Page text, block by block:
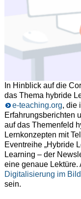
In Hinblick auf die
das Thema hybride
e-teaching.org, die
Erfahrungsberichten
auf das Themenfeld
Lernkonzepten mit
Eventreihe „Hybride
Learning – der
eine genaue Lektüre.
Digitalisierung im
sein.